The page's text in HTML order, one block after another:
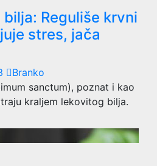
Reguliše krvni
stres, jača
Branko
sanctum), poznat i kao
kraljem lekovitog bilja.